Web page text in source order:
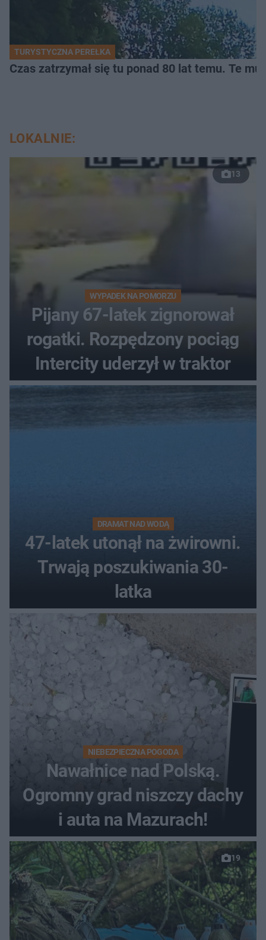
TURYSTYCZNA PEREŁKA
Czas zatrzymał się tu ponad 80 lat temu. Te
LOKALNIE:
13
WYPADEK NA POMORZU
Pijany 67-latek zignorował
rogatki. Rozpędzony pociąg
Intercity uderzył w traktor
DRAMAT NAD WODĄ
47-latek utonął na żwirowni.
Trwają poszukiwania 30-
latka
NIEBEZPIECZNA POGODA
Nawałnice nad Polską.
Ogromny grad niszczy dachy
i auta na Mazurach!
19